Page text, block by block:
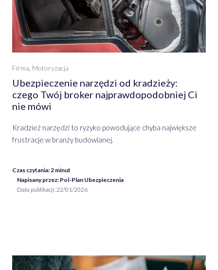
Firma, Motoryzacja
Ubezpieczenie narzędzi od kradzieży:
czego Twój broker najprawdopodobniej Ci
nie mówi
Kradzież narzędzi to ryzyko powodujące chyba największe
frustracje w branży budowlanej.
Czas czytania:2 minut
Napisany przez: Pol-Plan Ubezpieczenia
Data publikacji: 22/01/2026